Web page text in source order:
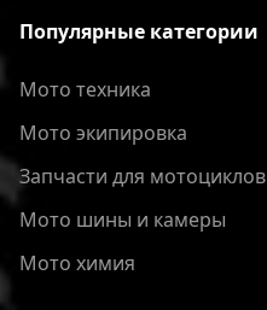
Популярные категории
Мото техника
Мото экипировка
Запчасти для мотоциклов
Мото шины и камеры
Мото химия